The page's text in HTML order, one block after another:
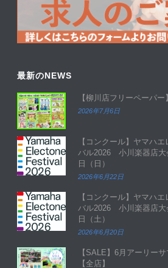
最新のNEWS
【柳川店フリーペーパ
2026年7月6日
【コンクール】ヤマハ
バル2026 小川楽器店
日（日）
2026年6月22日
【コンクール】ヤマハ
バル2026 小川楽器店
日（土）
2026年6月20日
【SALE】6月アーリー
【全店】